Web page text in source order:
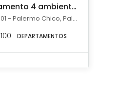
Alquiler departamento 4 ambientes en Palermo Chico
Figueroa Alcorta 3501 - Palermo Chico, Palermo Chico, Capital Federal
100 DEPARTAMENTOS